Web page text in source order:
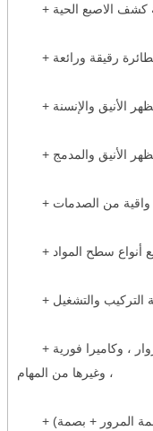
كشف الاصبع الحية
رقيقة ورائعة
الأنيق والإنسنة
الأنيق والمدمج
واقية من الصدمات
أنواع سطح المواد
التركيب والتشغيل
+ هل لديك السيطرة على الوصول ، وتسجيل الزوار ، وكاميرا فورية
، وغيرها من المهام
المرور + بصمة)